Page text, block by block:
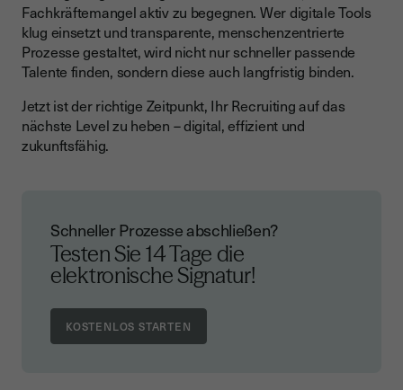
Fachkräftemangel aktiv zu begegnen. Wer digitale Tools
klug einsetzt und transparente, menschenzentrierte
Prozesse gestaltet, wird nicht nur schneller passende
Talente finden, sondern diese auch langfristig binden.
Jetzt ist der richtige Zeitpunkt, Ihr Recruiting auf das
nächste Level zu heben – digital, effizient und
zukunftsfähig.
Schneller Prozesse abschließen?
Testen Sie 14 Tage die
elektronische Signatur!